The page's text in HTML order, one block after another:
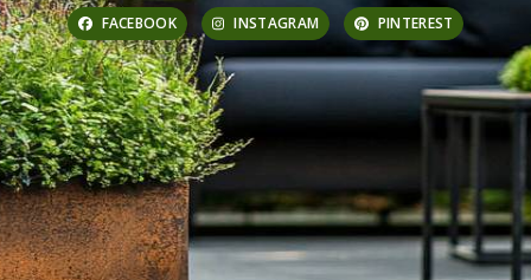
FACEBOOK INSTAGRAM PINTEREST